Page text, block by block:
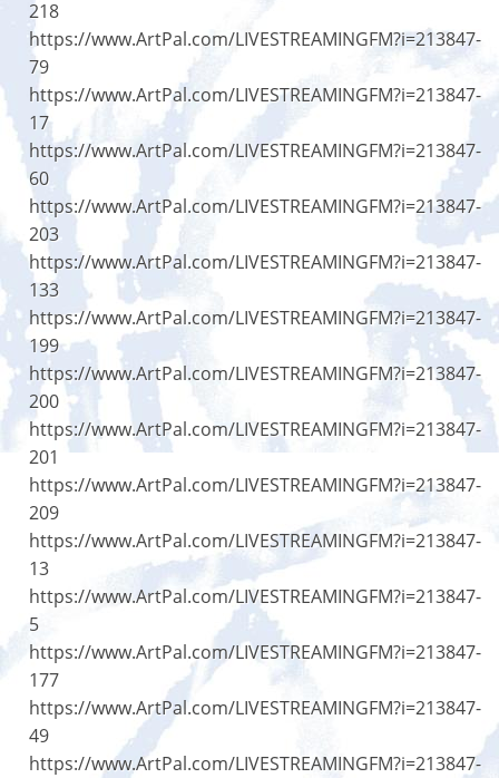
218
https://www.ArtPal.com/LIVESTREAMINGFM?i=213847-
79
https://www.ArtPal.com/LIVESTREAMINGFM?i=213847-
17
https://www.ArtPal.com/LIVESTREAMINGFM?i=213847-
60
https://www.ArtPal.com/LIVESTREAMINGFM?i=213847-
203
https://www.ArtPal.com/LIVESTREAMINGFM?i=213847-
133
https://www.ArtPal.com/LIVESTREAMINGFM?i=213847-
199
https://www.ArtPal.com/LIVESTREAMINGFM?i=213847-
200
https://www.ArtPal.com/LIVESTREAMINGFM?i=213847-
201
https://www.ArtPal.com/LIVESTREAMINGFM?i=213847-
209
https://www.ArtPal.com/LIVESTREAMINGFM?i=213847-
13
https://www.ArtPal.com/LIVESTREAMINGFM?i=213847-
5
https://www.ArtPal.com/LIVESTREAMINGFM?i=213847-
177
https://www.ArtPal.com/LIVESTREAMINGFM?i=213847-
49
https://www.ArtPal.com/LIVESTREAMINGFM?i=213847-